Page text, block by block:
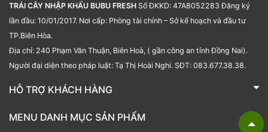
TRÁI CÂY NHẬP KHẨU BUBU FRESH Số ĐKKD: 47A8052283 Đăng ký
lần đầu: 10/01/2017. Nơi cấp: Phòng tài chính – Sở kế hoạch và đầu tư
TP.Biên Hòa.
Địa chỉ: 240 Phạm Văn Thuận, Biên Hoà, ( gần công an tỉnh Đồng Nai).
Người đại diện theo pháp luật: Tạ Thị Hoài Nghi. SĐT: 083.677.38.38.
HỖ TRỢ KHÁCH HÀNG
TRÁI CÂY NHẬP KHẨU BUBU FRESH
MENU DANH MỤC SẢN PHẨM